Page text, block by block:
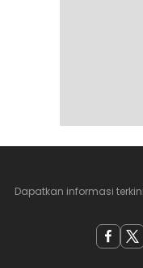
Dapatkan informasi